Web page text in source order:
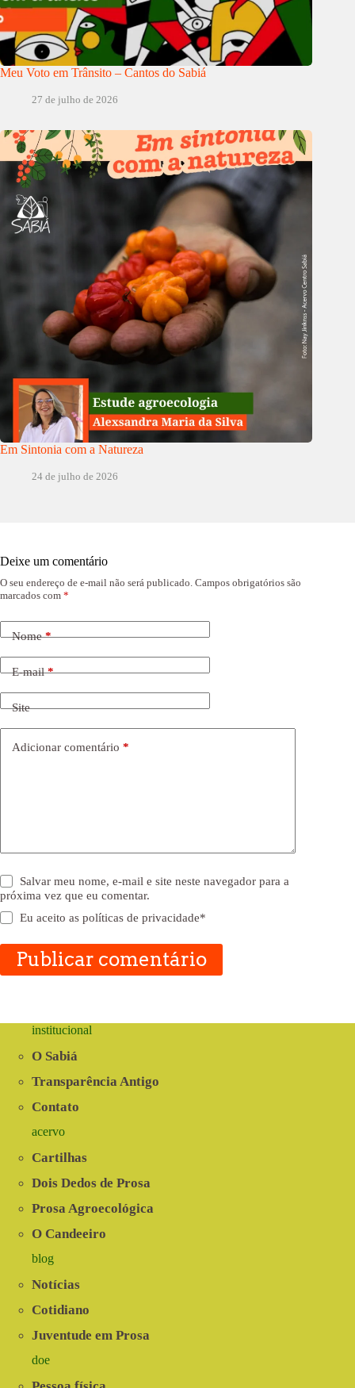
Meu Voto em Trânsito – Cantos do Sabiá
27 de julho de 2026
Em Sintonia com a Natureza
24 de julho de 2026
Deixe um comentário
O seu endereço de e-mail não será publicado. Campos obrigatórios são
marcados com *
Nome*
E-mail*
Site
Adicionar comentário *
Salvar meu nome, e-mail e site neste navegador para a
próxima vez que eu comentar.
Eu aceito aspolíticas de privacidade*
Publicar comentário
institucional
O Sabiá
Transparência Antigo
Contato
acervo
Cartilhas
Dois Dedos de Prosa
Prosa Agroecológica
O Candeeiro
blog
Notícias
Cotidiano
Juventude em Prosa
doe